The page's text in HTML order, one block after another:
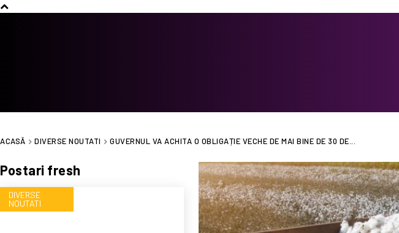
ACASĂ DIVERSE NOUTATI GUVERNUL VA ACHITA O OBLIGAȚIE VECHE DE MAI BINE DE 30 DE...
Postari fresh
DIVERSE
NOUTATI